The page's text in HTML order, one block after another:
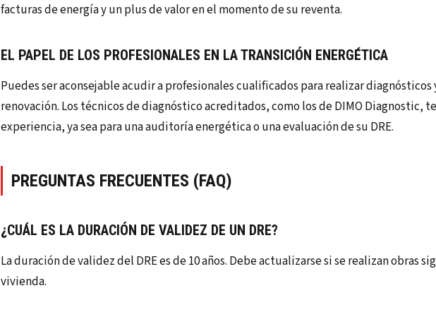
facturas de energía y un plus de valor en el momento de su reventa.
EL PAPEL DE LOS PROFESIONALES EN LA TRANSICIÓN ENERGÉTICA
Puedes ser aconsejable acudir a profesionales cualificados para realizar diagnósticos
renovación. Los técnicos de diagnóstico acreditados, como los de DIMO Diagnostic,
experiencia, ya sea para una auditoría energética o una evaluación de su DRE.
PREGUNTAS FRECUENTES (FAQ)
¿CUÁL ES LA DURACIÓN DE VALIDEZ DE UN DRE?
La duración de validez del DRE es de 10 años. Debe actualizarse si se realizan obras
vivienda.